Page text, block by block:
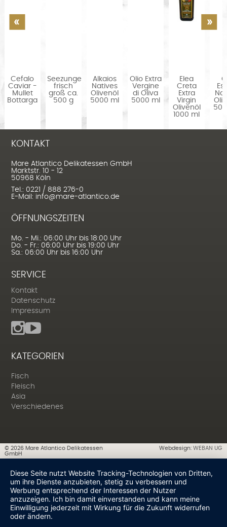
Cefalo
Caviar -
Mullet
Bottarga
Seezunge
frisch
groß ca.
500 g
Alkaios
Natives
Olivenöl
5000 ml
Olio Extra
Vergine
di Oliva
5000 ml
Elea
Creta
Extra
Virgin
Olivenöl
1000 ml
KONTAKT
Mare Atlantico Delikatessen GmbH
Marktstr. 10 - 12
50968 Köln
Tel.: 0221 / 888 276-0
E-Mail: info@mare-atlantico.de
ÖFFNUNGSZEITEN
Mo. - Mi.: 06:00 Uhr bis 18:00 Uhr
Do. - Fr.: 06:00 Uhr bis 19:00 Uhr
Sa.: 06:00 Uhr bis 16:00 Uhr
SERVICE
Kontakt
Datenschutz
Impressum
KATEGORIEN
Fisch
Fleisch
Asia
Verschiedenes
© 2026Mare Atlantico Delikatessen
GmbH
Webdesign:WEBAN UG
Diese Seite nutzt Website Tracking-Technologien von Dritten,
um ihre Dienste anzubieten, stetig zu verbessern und
Werbung entsprechend der Interessen der Nutzer
anzuzeigen. Ich bin damit einverstanden und kann meine
Einwilligung jederzeit mit Wirkung für die Zukunft widerrufen
oder ändern.